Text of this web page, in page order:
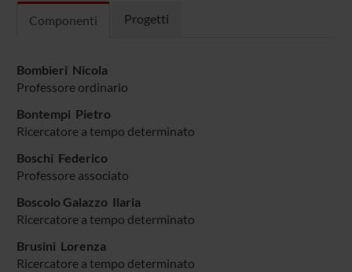
Componenti Progetti
Bombieri Nicola
Professore ordinario
Bontempi Pietro
Ricercatore a tempo determinato
Boschi Federico
Professore associato
Boscolo Galazzo Ilaria
Ricercatore a tempo determinato
Brusini Lorenza
Ricercatore a tempo determinato